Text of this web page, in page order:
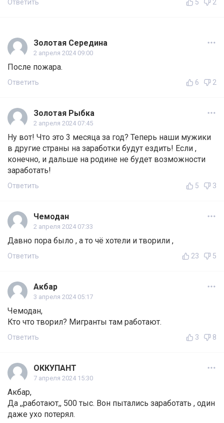
Ответить 5 2
Золотая Середина
2 апреля 2024 09:00
После пожара.
Ответить 6 2
Золотая Рыбка
2 апреля 2024 07:45
Ну вот! Что это 3 месяца за год? Теперь наши мужики
в другие страны на заработки будут ездить! Если ,
конечно, и дальше на родине не будет возможности
заработать!
Ответить 5 3
Чемодан
2 апреля 2024 07:33
Давно пора было , а то чё хотели и творили ,
Ответить 23 5
Акбар
3 апреля 2024 05:17
Чемодан,
Кто что творил? Мигранты там работают.
Ответить 3 8
ОККУПАНТ
7 апреля 2024 15:30
Акбар,
Да ,,работают,, 500 тыс. Вон пытались заработать , один
даже ухо потерял.